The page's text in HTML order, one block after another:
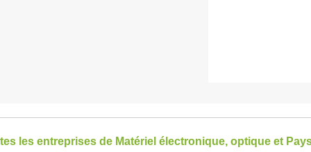
les entreprises de Matériel électronique, optique et